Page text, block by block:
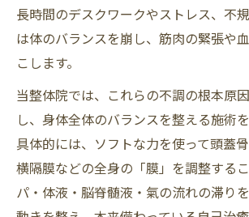
長時間のデスクワークやストレス、不
は体のバランスを崩し、筋肉の緊張や
こします。
当整体院では、これらの不調の根本原
し、身体全体のバランスを整える施術を
具体的には、ソフトな力を使って頭蓋
横隔膜などの全身の「膜」を調整する
パ・体液・脳脊髄液・氣の流れの滞り